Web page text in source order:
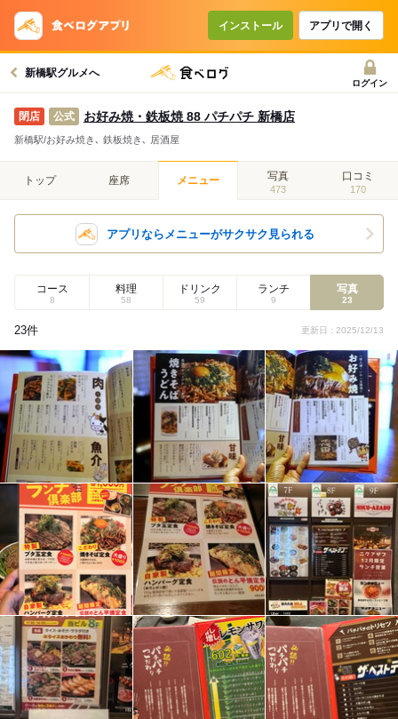
インストール アプリで開く
新橋駅グルメへ
ログイン
公式 お好み焼・鉄板焼 88 パチパチ 新橋店
新橋駅/お好み焼き､ 鉄板焼き､ 居酒屋
トップ 座席 メニュー 写真
473
口コミ
170
アプリならメニューがサクサク見られる
コース
8
料理
58
ドリンク
59
ランチ
9
写真
23
23件 更新日 : 2025/12/13